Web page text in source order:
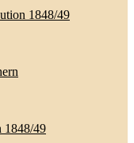
1848/49
1848/49